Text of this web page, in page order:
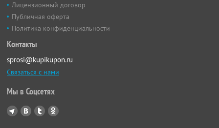
Лицензионный договор
Публичная оферта
Политика конфиденциальности
Контакты
sprosi@kupikupon.ru
Связаться с нами
Мы в Соцсетях